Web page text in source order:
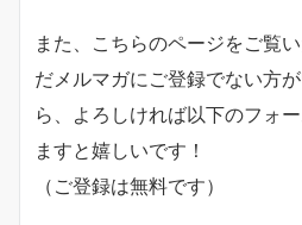
また、こちらのページをご覧
だメルマガにご登録でない方
ら、よろしければ以下のフォ
ますと嬉しいです！
（ご登録は無料です）